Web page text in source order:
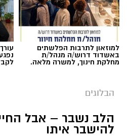
למוזאון לתרבות הפלשתים
באשדוד דרוש/ה מנהל/ת
מחלקת חינוך, למשרה מלאה.
הבלוגים
הלב נשבר – אבל
להישבר איתו